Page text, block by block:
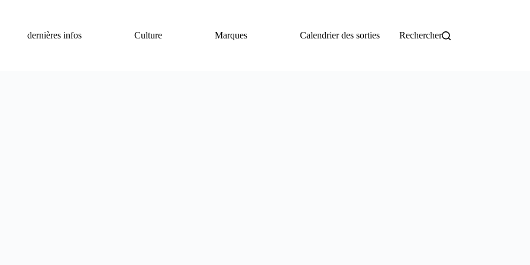
dernières infos
Culture Marques Calendrier des sorties Rechercher